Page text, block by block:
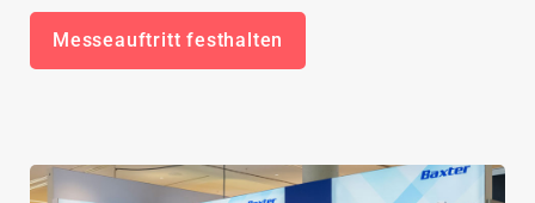
Messeauftritt festhalten